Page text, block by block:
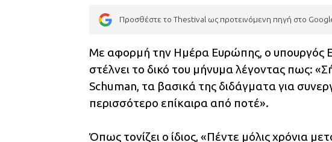
Προσθέστε το Thestival ως προτεινόμενη πηγή στο
Με αφορμή την Ημέρα Ευρώπης, ο υπουργός
στέλνει το δικό του μήνυμα λέγοντας πως:
Schuman, τα βασικά της διδάγματα για
περισσότερο επίκαιρα από ποτέ».
Όπως τονίζει ο ίδιος, «Πέντε μόλις χρόνια